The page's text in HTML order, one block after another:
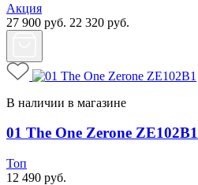
Акция
27 900 руб. 22 320 руб.
В наличии в магазине
01 The One Zerone ZE102B1
Топ
12 490 руб.